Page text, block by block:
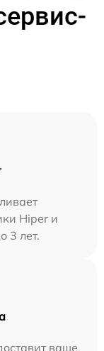
Hiper и
3 лет.
ваше